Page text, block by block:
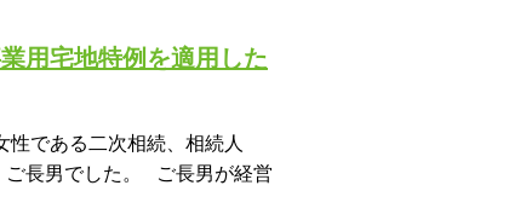
用宅地特例を適用した
である二次相続、相続人
ご長男でした。 ご長男が経営